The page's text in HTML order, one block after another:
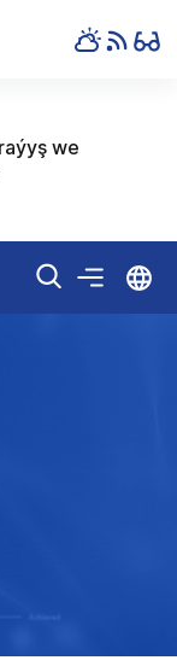
we